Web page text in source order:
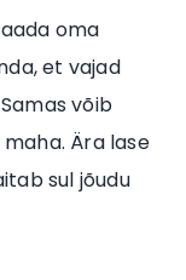
oma
et vajad
võib
Ära lase
sul jõudu